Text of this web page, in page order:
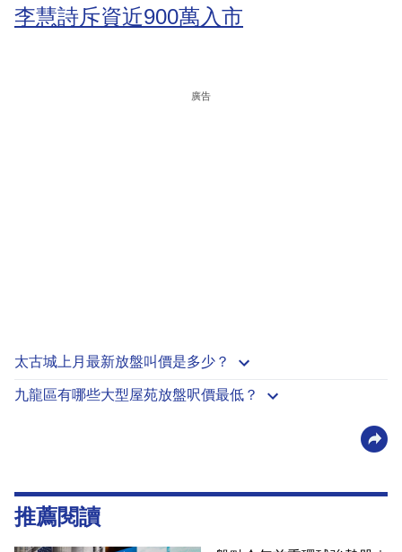
李慧詩斥資近900萬入市
廣告
太古城上月最新放盤叫價是多少？
九龍區有哪些大型屋苑放盤呎價最低？
推薦閱讀